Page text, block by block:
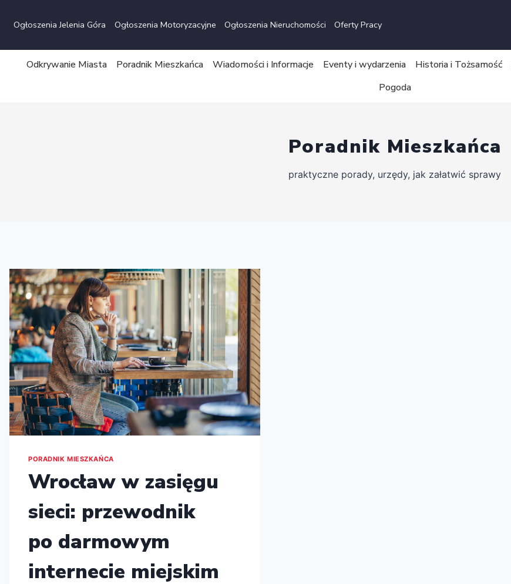
Ogłoszenia Jelenia Góra Ogłoszenia Motoryzacyjne Ogłoszenia Nieruchomości Oferty Pracy
Odkrywanie Miasta Poradnik Mieszkańca Wiadomości i Informacje Eventy i wydarzenia Historia i Tożsamość
Pogoda
Poradnik Mieszkańca
praktyczne porady, urzędy, jak załatwić sprawy
PORADNIK MIESZKAŃCA
Wrocław w zasięgu
sieci: przewodnik
po darmowym
internecie miejskim